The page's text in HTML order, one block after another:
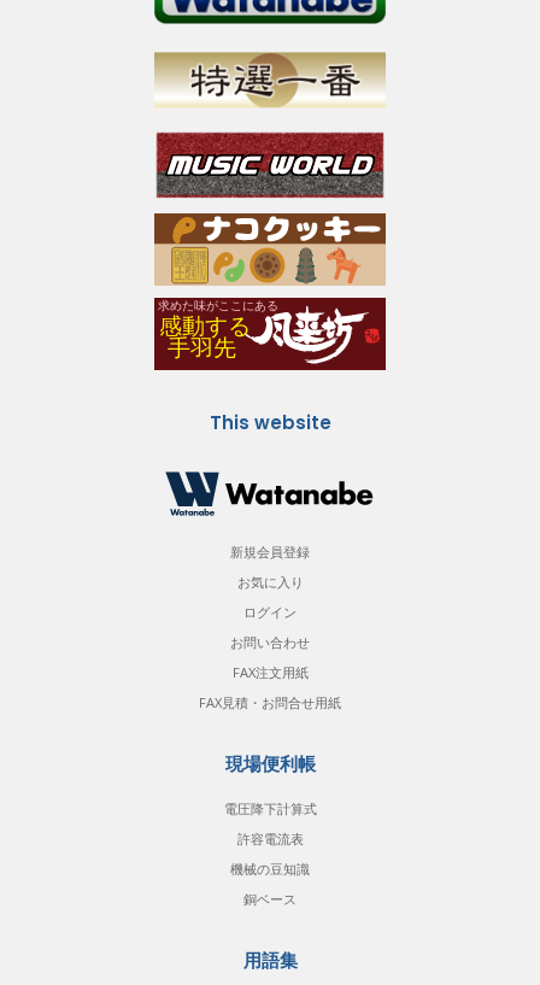
This website
新規会員登録
お気に入り
ログイン
お問い合わせ
FAX注文用紙
FAX見積・お問合せ用紙
現場便利帳
電圧降下計算式
許容電流表
機械の豆知識
銅ベース
用語集